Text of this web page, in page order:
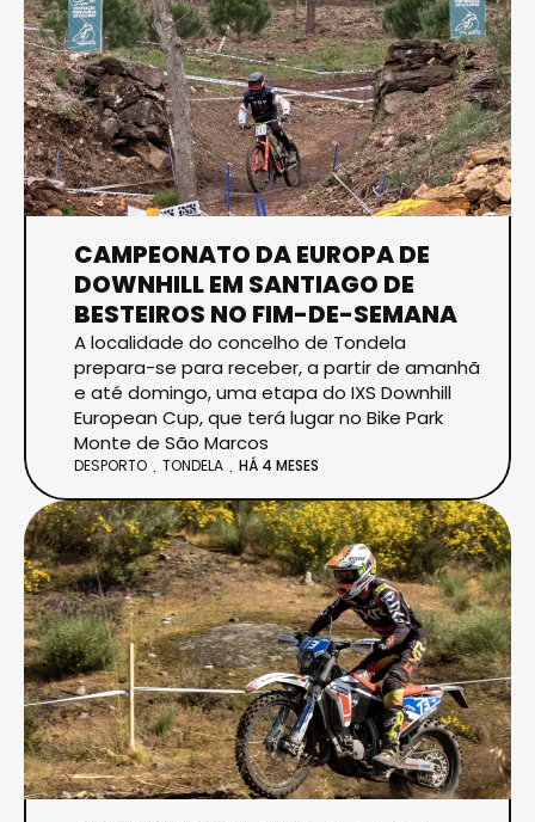
CAMPEONATO DA EUROPA DE
DOWNHILL EM SANTIAGO DE
BESTEIROS NO FIM-DE-SEMANA
A localidade do concelho de Tondela
prepara-se para receber, a partir de amanhã
e até domingo, uma etapa do IXS Downhill
European Cup, que terá lugar no Bike Park
Monte de São Marcos
DESPORTO TONDELA HÁ 4 MESES